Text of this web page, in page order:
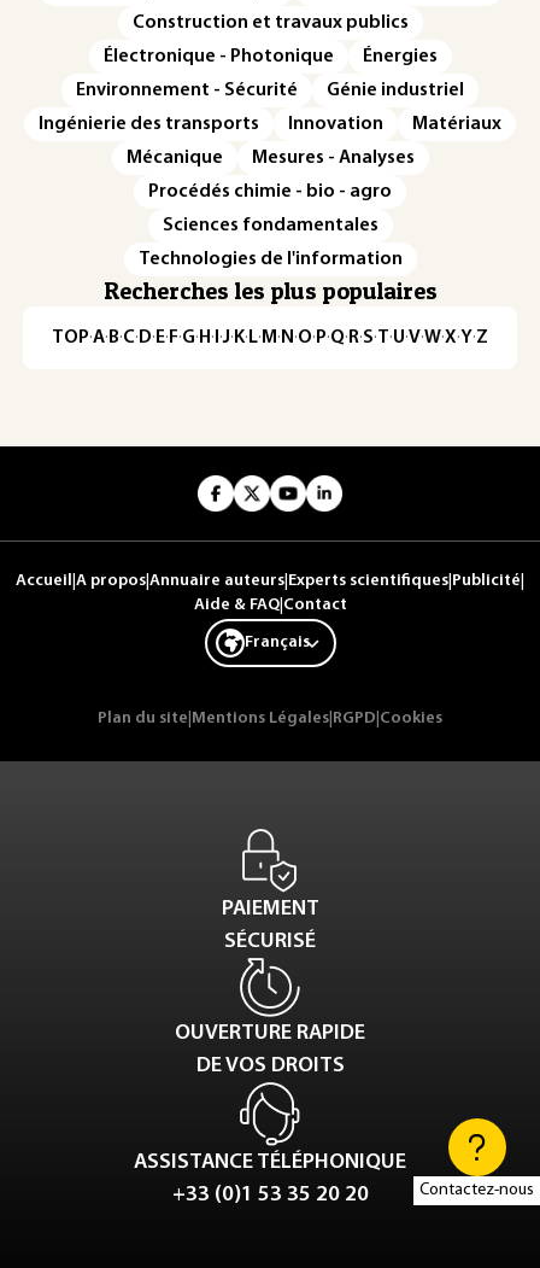
Contactez-nous
Construction et travaux publics
Électronique - Photonique
Énergies
Environnement - Sécurité
Génie industriel
Ingénierie des transports
Innovation
Matériaux
Mécanique
Mesures - Analyses
Procédés chimie - bio - agro
Sciences fondamentales
Technologies de l'information
Recherches les plus populaires
TOP·A·B·C· D· E· F·G· H · ·J· K· L· M · N ·O· P·Q· R·S·T·U·V·W·X·Y·Z
Accueil A propos Annuaire auteurs Experts scientifiques Publicité
Aide & FAQ| Contact
Français
Plan du site Mentions Légales RGPD Cookies
PAIEMENT
SÉCURISÉ
OUVERTURE RAPIDE
DE VOS DROITS
ASSISTANCE TÉLÉPHONIQUE
+33 (0)1 53 35 20 20